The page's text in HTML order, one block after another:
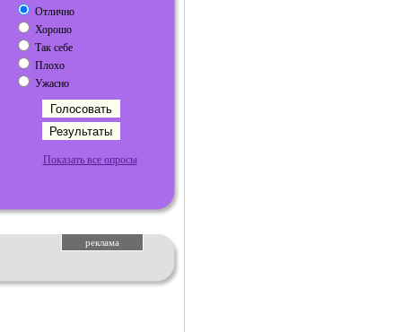
Отлично
Хорошо
Так себе
Плохо
Ужасно
Показать все опросы
реклама